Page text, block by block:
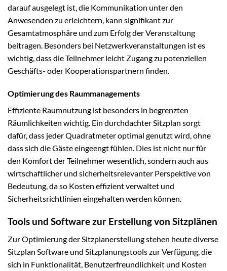
darauf ausgelegt ist, die Kommunikation unter den
Anwesenden zu erleichtern, kann signifikant zur
Gesamtatmosphäre und zum Erfolg der Veranstaltung
beitragen. Besonders bei Netzwerkveranstaltungen ist es
wichtig, dass die Teilnehmer leicht Zugang zu potenziellen
Geschäfts- oder Kooperationspartnern finden.
Optimierung des Raummanagements
Effiziente Raumnutzung ist besonders in begrenzten
Räumlichkeiten wichtig. Ein durchdachter Sitzplan sorgt
dafür, dass jeder Quadratmeter optimal genutzt wird, ohne
dass sich die Gäste eingeengt fühlen. Dies ist nicht nur für
den Komfort der Teilnehmer wesentlich, sondern auch aus
wirtschaftlicher und sicherheitsrelevanter Perspektive von
Bedeutung, da so Kosten effizient verwaltet und
Sicherheitsrichtlinien eingehalten werden können.
Tools und Software zur Erstellung von Sitzplänen
Zur Optimierung der Sitzplanerstellung stehen heute diverse
Sitzplan Software und Sitzplanungstools zur Verfügung, die
sich in Funktionalität, Benutzerfreundlichkeit und Kosten